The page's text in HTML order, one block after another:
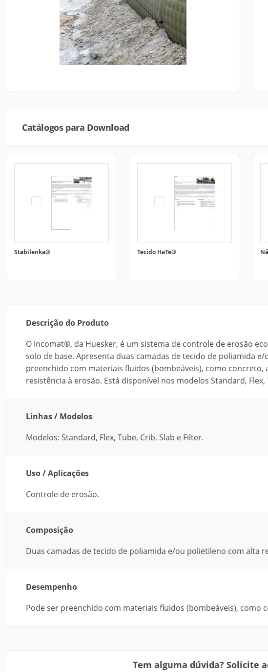
Catálogos para Download
Stabilenka® Tecido HaTe®
Descrição do Produto
O Incomat®, da Huesker, é um sistema de controle de erosão
solo de base. Apresenta duas camadas de tecido de poliamida
preenchido com materiais fluidos (bombeáveis), como
resistência à erosão. Está disponível nos modelos Standard, Flex,
Linhas / Modelos
Modelos: Standard, Flex, Tube, Crib, Slab e Filter.
Uso / Aplicações
Controle de erosão.
Composição
Duas camadas de tecido de poliamida e/ou polietileno com alta
Desempenho
Pode ser preenchido com materiais fluidos (bombeáveis), como
Tem alguma dúvida? Solicite